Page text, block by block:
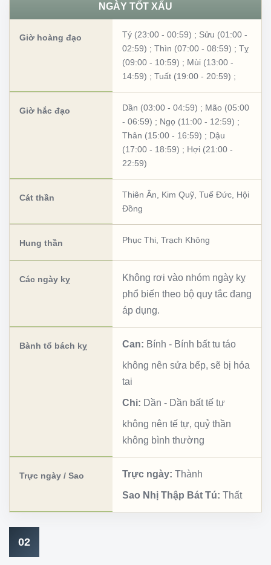
NGÀY TỐT XẤU
Giờ hoàng đạo Tý (23:00 - 00:59) ; Sửu (01:00 -
02:59) ; Thìn (07:00 - 08:59) ; Tỵ
(09:00 - 10:59) ; Mùi (13:00 -
14:59) ; Tuất (19:00 - 20:59) ;
Giờ hắc đạo Dần (03:00 - 04:59) ; Mão (05:00
- 06:59) ; Ngọ (11:00 - 12:59) ;
Thân (15:00 - 16:59) ; Dậu
(17:00 - 18:59) ; Hợi (21:00 -
22:59)
Cát thần Thiên Ân Kim Quỹ Tuế Đức Hội
Đồng
Hung thần Phục Thi Trạch Không
Các ngày kỵ
Không rơi vào nhóm ngày kỵ
phổ biến theo bộ quy tắc đang
áp dụng.
Bành tổ bách kỵ Can: Bính - Bính bất tu táo
không nên sửa bếp, sẽ bị hỏa
tai
Chi: Dần - Dần bất tế tự
không nên tế tự, quỷ thần
không bình thường
Trực ngày / Sao Trực ngày: Thành
Sao Nhị Thập Bát Tú: Thất
02